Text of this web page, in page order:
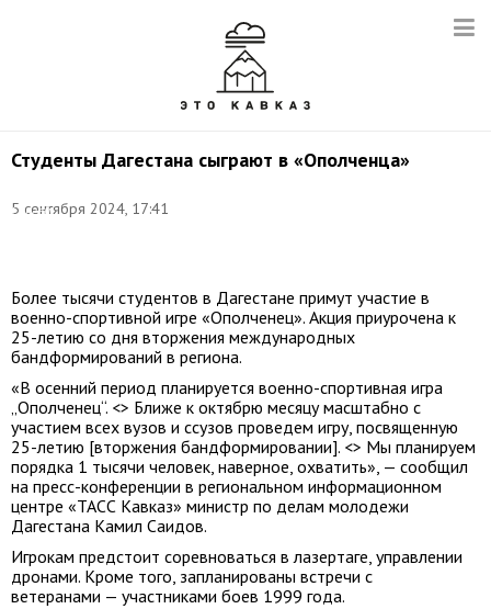
Студенты Дагестана сыграют в «Ополченца»
5 сентября 2024, 17:41
Сергей
Более тысячи студентов в Дагестане примут участие в
военно-спортивной игре «Ополченец». Акция приурочена к
25-летию со дня вторжения международных
бандформирований в региона.
«В осенний период планируется военно-спортивная игра
„Ополченец“. <> Ближе к октябрю месяцу масштабно с
участием всех вузов и ссузов проведем игру, посвященную
25-летию [вторжения бандформировании]. <> Мы планируем
порядка 1 тысячи человек, наверное, охватить», — сообщил
на пресс-конференции в региональном информационном
центре «ТАСС Кавказ» министр по делам молодежи
Дагестана Камил Саидов.
Игрокам предстоит соревноваться в лазертаге, управлении
дронами. Кроме того, запланированы встречи с
ветеранами — участниками боев 1999 года.